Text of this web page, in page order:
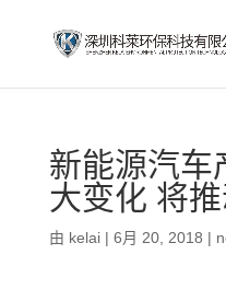
新能源汽车
大变化 将
由 kelai| 6月 20, 2018 |